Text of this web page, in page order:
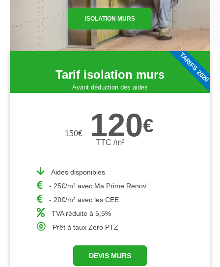
ISOLATION MURS
Tarif isolation murs
Avant déduction des aides
150€ 120€
TTC /m²
Aides disponibles
- 25€/m² avec Ma Prime Renov'
- 20€/m² avec les CEE
TVA réduite à 5,5%
Prêt à taux Zero PTZ
DEVIS MURS
TARIFS 2026